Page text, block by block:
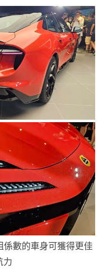
數的車身可獲得更佳
力